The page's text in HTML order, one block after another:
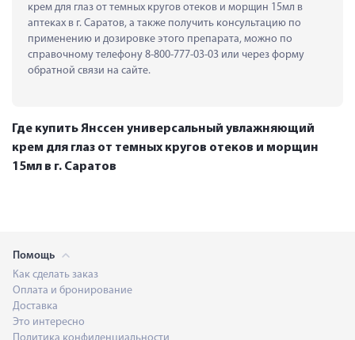
крем для глаз от темных кругов отеков и морщин 15мл в
аптеках в г. Саратов, а также получить консультацию по
применению и дозировке этого препарата, можно по
справочному телефону 8-800-777-03-03 или через форму
обратной связи на сайте.
Где купить Янссен универсальный увлажняющий
крем для глаз от темных кругов отеков и морщин
15мл в г. Саратов
Помощь
Как сделать заказ
Оплата и бронирование
Доставка
Это интересно